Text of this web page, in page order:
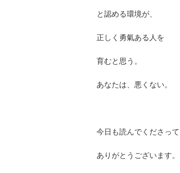
と認める環境が、
正しく勇氣ある人を
育むと思う。
あなたは、悪くない。
今日も読んでくださって
ありがとうございます。